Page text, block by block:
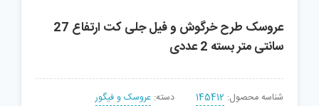
عروسک طرح خرگوش و فیل جلی کت ارتفاع 27
سانتی متر بسته 2 عددی
شناسه محصول: 145412 دسته: عروسک و فیگور